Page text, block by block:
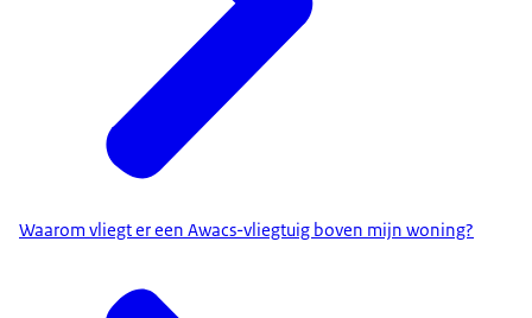
Waarom vliegt er een Awacs-vliegtuig boven mijn woning?